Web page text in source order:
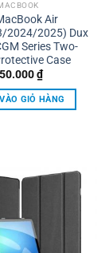
Air
2024/2025) Dux
Series Two-
Case
₫
GIỎ HÀNG